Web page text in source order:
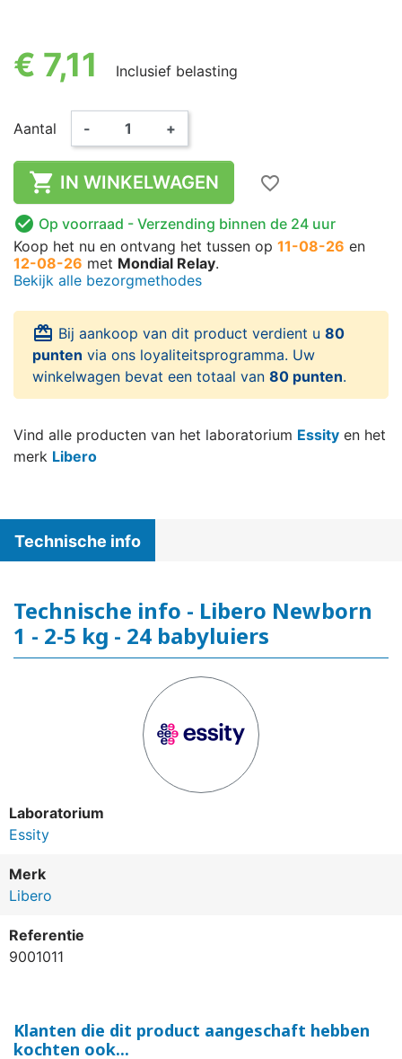
€ 7,11 Inclusief belasting
Aantal - +
 IN WINKELWAGEN
favorite_border
 Op voorraad - Verzending binnen de 24 uur
Koop het nu en ontvang het tussen op 11-08-26 en
12-08-26 met Mondial Relay.
Bekijk alle bezorgmethodes
card_giftcard Bij aankoop van dit product verdient u 80
punten via ons loyaliteitsprogramma. Uw
winkelwagen bevat een totaal van 80 punten.
Vind alle producten van het laboratorium Essity en het
merk Libero
Technische info
Technische info - Libero Newborn
1 - 2-5 kg - 24 babyluiers
Laboratorium
Essity
Merk
Libero
Referentie
9001011
Klanten die dit product aangeschaft hebben
kochten ook...